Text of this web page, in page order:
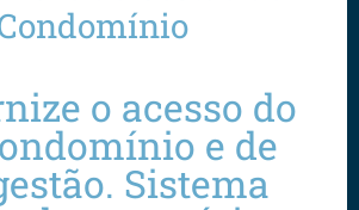
o acesso do
e de
Sistema